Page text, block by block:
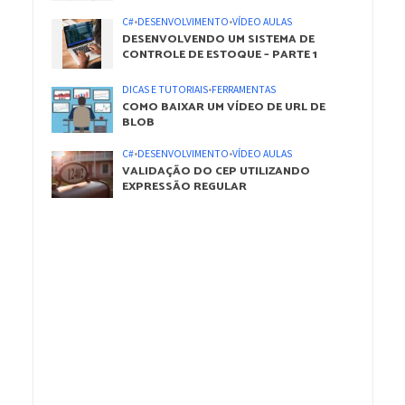
C#•DESENVOLVIMENTO•VÍDEO AULAS
DESENVOLVENDO UM SISTEMA DE
CONTROLE DE ESTOQUE – PARTE 1
DICAS E TUTORIAIS•FERRAMENTAS
COMO BAIXAR UM VÍDEO DE URL DE
BLOB
C#•DESENVOLVIMENTO•VÍDEO AULAS
VALIDAÇÃO DO CEP UTILIZANDO
EXPRESSÃO REGULAR